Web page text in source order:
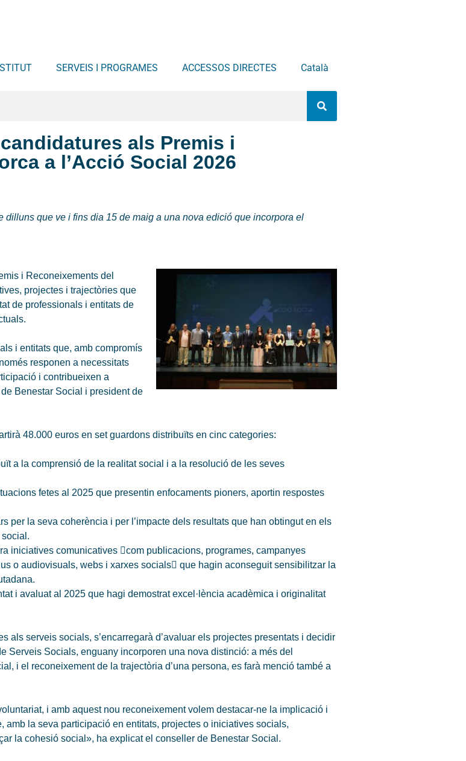
SERVEIS I PROGRAMES ACCESSOS DIRECTES Català
als Premis i
a l’Acció Social 2026
dilluns que ve i fins dia 15 de maig a una nova edició que incorpora el
i Reconeixements del
projectes i trajectòries que
de professionals i entitats de
i entitats que, amb compromís
responen a necessitats
i contribueixen a
Benestar Social i president de
48.000 euros en set guardons distribuïts en cinc categories:
a la comprensió de la realitat social i a la resolució de les seves
fetes al 2025 que presentin enfocaments pioners, aportin respostes
la seva coherència i per l’impacte dels resultats que han obtingut en els
iniciatives comunicatives com publicacions, programes, campanyes
o audiovisuals, webs i xarxes socials que hagin aconseguit sensibilitzar la
i avaluat al 2025 que hagi demostrat excel·lència acadèmica i originalitat
als serveis socials, s’encarregarà d’avaluar els projectes presentats i decidir
Serveis Socials, enguany incorporen una nova distinció: a més del
i el reconeixement de la trajectòria d’una persona, es farà menció també a
i amb aquest nou reconeixement volem destacar-ne la implicació i
la seva participació en entitats, projectes o iniciatives socials,
la cohesió social», ha explicat el conseller de Benestar Social.